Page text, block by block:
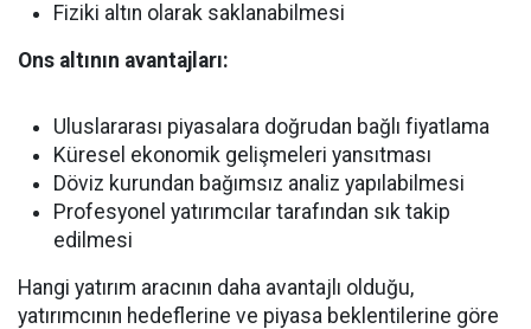
Fiziki altın olarak saklanabilmesi
Ons altının avantajları:
Uluslararası piyasalara doğrudan bağlı fiyatlama
Küresel ekonomik gelişmeleri yansıtması
Döviz kurundan bağımsız analiz yapılabilmesi
Profesyonel yatırımcılar tarafından sık takip
edilmesi
Hangi yatırım aracının daha avantajlı olduğu,
yatırımcının hedeflerine ve piyasa beklentilerine göre